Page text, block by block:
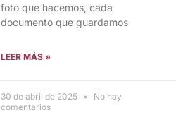
foto que hacemos, cada
documento que guardamos
LEER MÁS »
30 de abril de 2025
No hay
comentarios